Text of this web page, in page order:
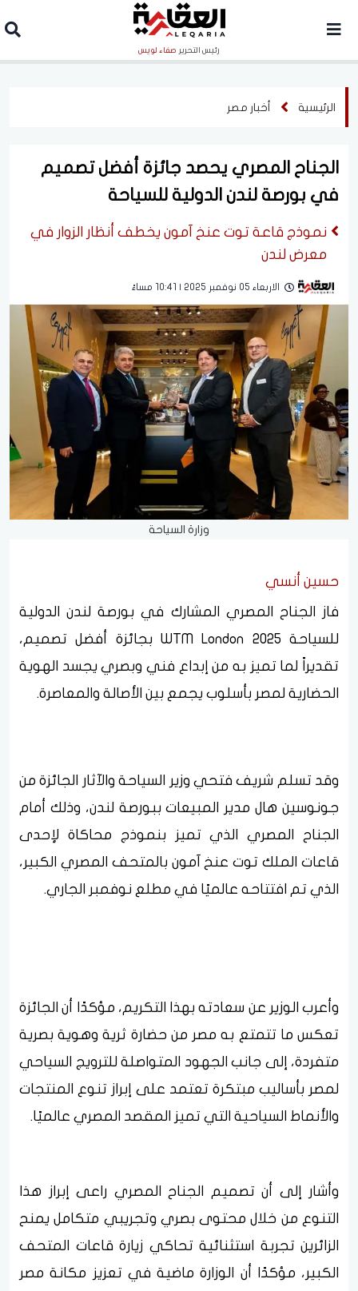
رئيس التحرير صفاء لويس
الرئيسية أخبار مصر
الجناح المصري يحصد جائزة أفضل تصميم
في بورصة لندن الدولية للسياحة
نموذج قاعة توت عنخ آمون يخطف أنظار الزوار في
معرض لندن
الاربعاء 05 نوفمبر 2025 | 10:41 مساءً
وزارة السياحة
حسين أنسي
فاز الجناح المصري المشارك في بورصة لندن الدولية
للسياحة WTM London 2025 بجائزة أفضل تصميم،
تقديراً لما تميز به من إبداع فني وبصري يجسد الهوية
الحضارية لمصر بأسلوب يجمع بين الأصالة والمعاصرة.
وقد تسلم شريف فتحي وزير السياحة والآثار الجائزة من
جونوسين هال مدير المبيعات ببورصة لندن، وذلك أمام
الجناح المصري الذي تميز بنموذج محاكاة لإحدى
قاعات الملك توت عنخ آمون بالمتحف المصري الكبير،
الذي تم افتتاحه عالميًا في مطلع نوفمبر الجاري.
وأعرب الوزير عن سعادته بهذا التكريم، مؤكدًا أن الجائزة
تعكس ما تتمتع به مصر من حضارة ثرية وهوية بصرية
متفردة، إلى جانب الجهود المتواصلة للترويج السياحي
لمصر بأساليب مبتكرة تعتمد على إبراز تنوع المنتجات
والأنماط السياحية التي تميز المقصد المصري عالميًا.
وأشار إلى أن تصميم الجناح المصري راعى إبراز هذا
التنوع من خلال محتوى بصري وتجريبي متكامل يمنح
الزائرين تجربة استثنائية تحاكي زيارة قاعات المتحف
الكبير، مؤكدًا أن الوزارة ماضية في تعزيز مكانة مصر